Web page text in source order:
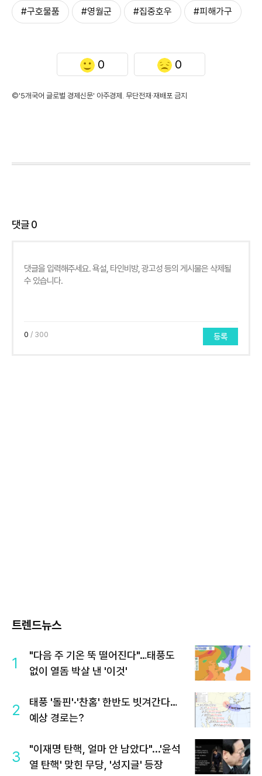
#구호물품 #영월군 #집중호우 #피해가구
0 0
©'5개국어 글로벌 경제신문' 아주경제. 무단전재·재배포 금지
댓글0
0 / 300 등록
트렌드뉴스
1
"다음 주 기온 뚝 떨어진다"…태풍도
없이 열돔 박살 낸 '이것'
2
태풍 '돌핀'·'찬홈' 한반도 빗겨간다…
예상 경로는?
3
"이재명 탄핵, 얼마 안 남았다"...'윤석
열 탄핵' 맞힌 무당, '성지글' 등장